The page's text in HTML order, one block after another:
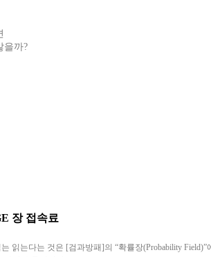
을까?
장 접속료
읽는다는 것은 [검과방패]의 “확률장(Probability